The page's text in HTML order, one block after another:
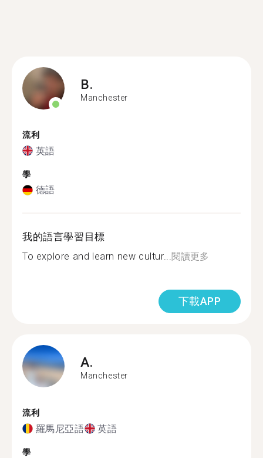
B.
Manchester
流利
英語
學
德語
我的語言學習目標
To explore and learn new cultur...閱讀更多
下載APP
A.
Manchester
流利
羅馬尼亞語 英語
學